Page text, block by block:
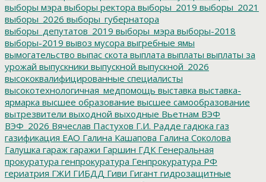
выборы мэра выборы ректора выборы_2019 выборы_2021
выборы_2026 выборы_губернатора
выборы_депутатов_2019 выборы_мэра выборы-2018
выборы-2019 вывоз мусора выгребные ямы
вымогательство выпас скота выплата выплаты выплаты за
урожай выпускники выпускной выпускной_2026
высококвалифицированные специалисты
высокотехнологичная_медпомощь выставка выставка-
ярмарка высшее образование высшее самообразование
вытрезвители выходной выходные Вьетнам ВЭФ
ВЭФ_2026 Вячеслав Пастухов Г.И. Радде гадюка газ
газификация ЕАО Галина Кашапова Галина Соколова
Галушка гараж гаражи Гаршин ГДК Генеральная
прокуратура генпрокуратура Генпрокуратура РФ
гериатрия ГЖИ ГИБДД Гиви Гигант гидрозащитные